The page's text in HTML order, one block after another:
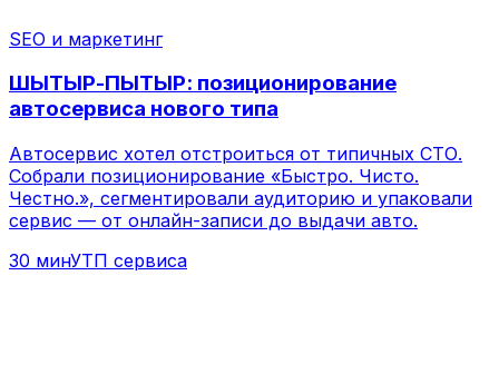
30 минУТП сервиса